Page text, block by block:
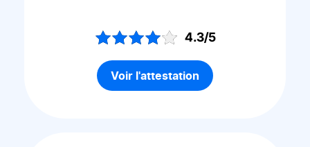
4.3/5
Voir l'attestation